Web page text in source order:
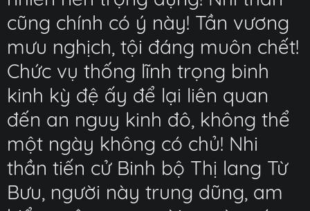
cũng chính có ý này! Tần vương
mưu nghịch, tội đáng muôn chết!
Chức vụ thống lĩnh trọng binh
kinh kỳ đệ ấy để lại liên quan
đến an nguy kinh đô, không thể
một ngày không có chủ! Nhi
thần tiến cử Binh bộ Thị lang Từ
Bưu, người này trung dũng, am